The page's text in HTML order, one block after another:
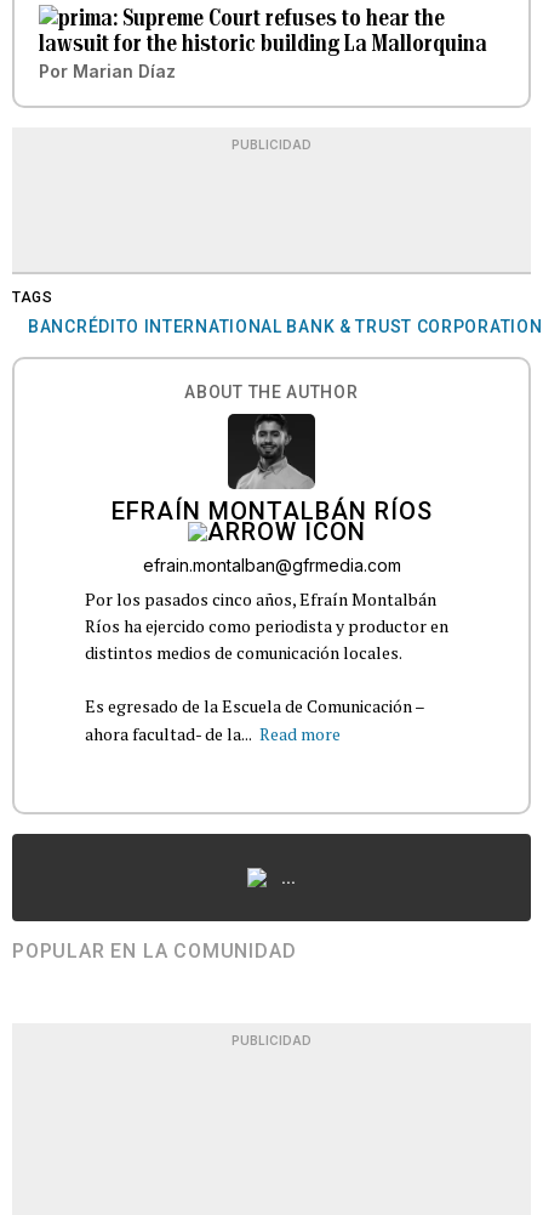
Supreme Court refuses to hear the
lawsuit for the historic building La Mallorquina
Por Marian Díaz
PUBLICIDAD
TAGS
BANCRÉDITO INTERNATIONAL BANK & TRUST CORPORATION
ABOUT THE AUTHOR
EFRAÍN MONTALBÁN RÍOS
efrain.montalban@gfrmedia.com
Por los pasados cinco años, Efraín Montalbán
Ríos ha ejercido como periodista y productor en
distintos medios de comunicación locales.
Es egresado de la Escuela de Comunicación –
ahora facultad- de la... Read more
...
POPULAR EN LA COMUNIDAD
PUBLICIDAD